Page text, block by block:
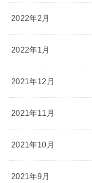
2022年2月
2022年1月
2021年12月
2021年11月
2021年10月
2021年9月